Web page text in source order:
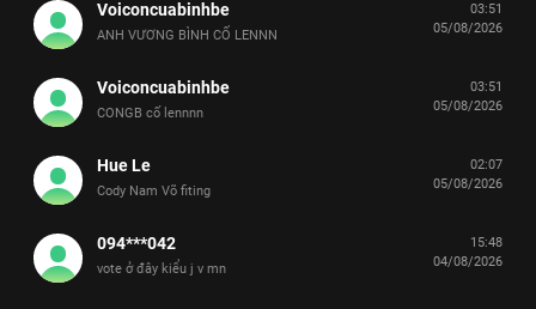
Voiconcuabinhbe
ANH VƯƠNG BÌNH CỐ LENNN
03:51
05/08/2026
Voiconcuabinhbe
CONGB cố lennnn
03:51
05/08/2026
Hue Le
Cody Nam Võ fiting
02:07
05/08/2026
094***042
vote ở đây kiểu j v mn
15:48
04/08/2026